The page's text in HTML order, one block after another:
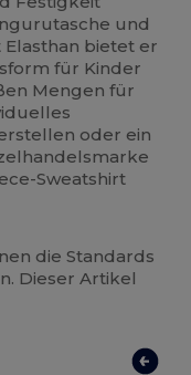
und
bietet er
für Kinder
Mengen für
oder ein
Sweatshirt
die Standards
Dieser Artikel